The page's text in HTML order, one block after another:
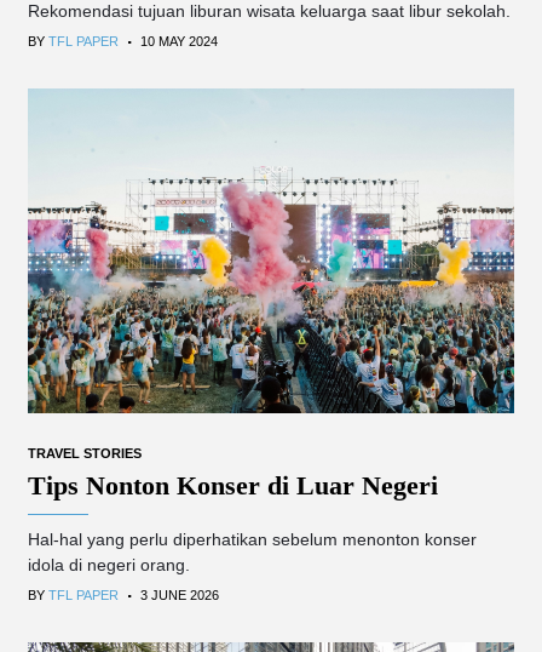
Rekomendasi tujuan liburan wisata keluarga saat libur sekolah.
BY TFL PAPER . 10 MAY 2024
TRAVEL STORIES
Tips Nonton Konser di Luar Negeri
Hal-hal yang perlu diperhatikan sebelum menonton konser
idola di negeri orang.
BY TFL PAPER . 3 JUNE 2026